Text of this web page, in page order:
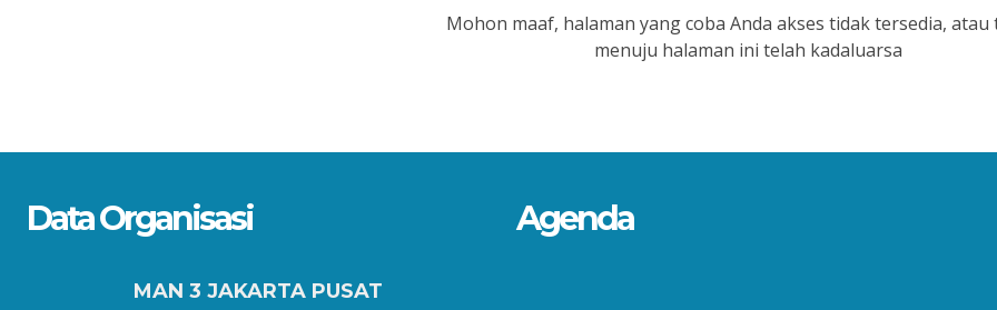
Mohon maaf, halaman yang coba Anda akses tidak tersedia, atau
menuju halaman ini telah kadaluarsa
Data Organisasi
MAN 3 JAKARTA PUSAT
Agenda